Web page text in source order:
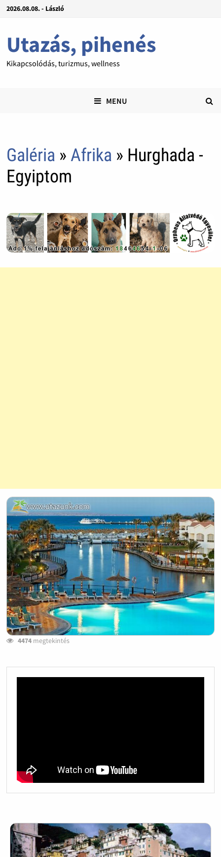
2026.08.08. - László
Utazás, pihenés
Kikapcsolódás, turizmus, wellness
MENU
Galéria » Afrika » Hurghada -
Egyiptom
4474megtekintés